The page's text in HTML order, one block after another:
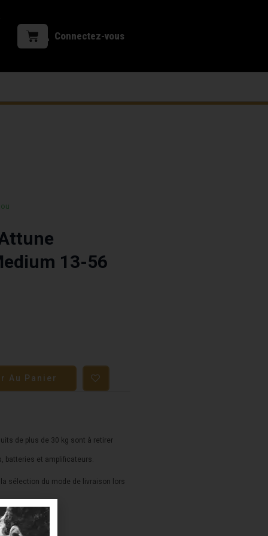
Connectez-vous
13-56
Au Panier
de plus de 30 kg sont à retirer
batteries et amplificateurs.
sélection du mode de livraison lors